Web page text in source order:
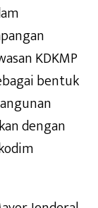
KDKMP
bentuk
dengan